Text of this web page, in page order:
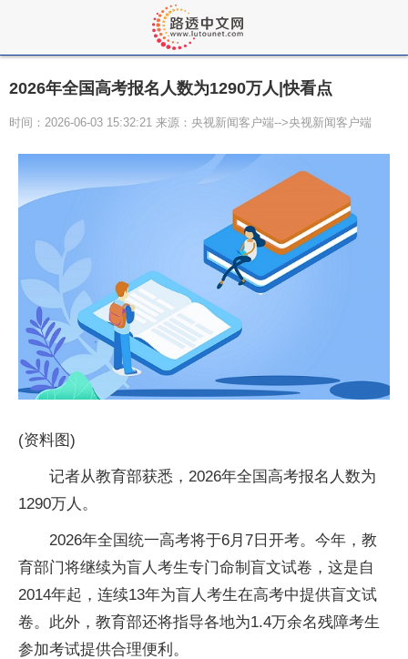
2026年全国高考报名人数为1290万人|快看点
时间：2026-06-03 15:32:21 来源：央视新闻客户端-->央视新闻客户端
(资料图)
记者从教育部获悉，2026年全国高考报名人数为
1290万人。
2026年全国统一高考将于6月7日开考。今年，教
育部门将继续为盲人考生专门命制盲文试卷，这是自
2014年起，连续13年为盲人考生在高考中提供盲文试
卷。此外，教育部还将指导各地为1.4万余名残障考生
参加考试提供合理便利。